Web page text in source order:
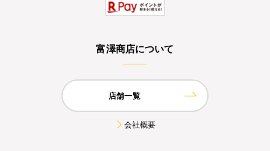
富澤商店について
店舗一覧
会社概要